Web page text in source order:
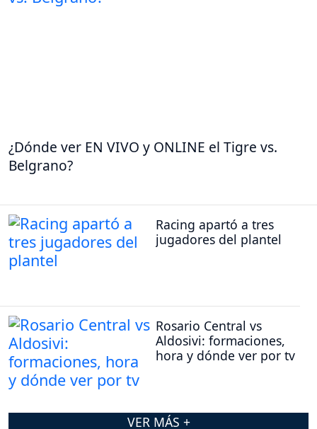
¿Dónde ver EN VIVO y ONLINE el Tigre vs.
Belgrano?
Racing apartó a tres
jugadores del plantel
Rosario Central vs
Aldosivi: formaciones,
hora y dónde ver por tv
VER MÁS +